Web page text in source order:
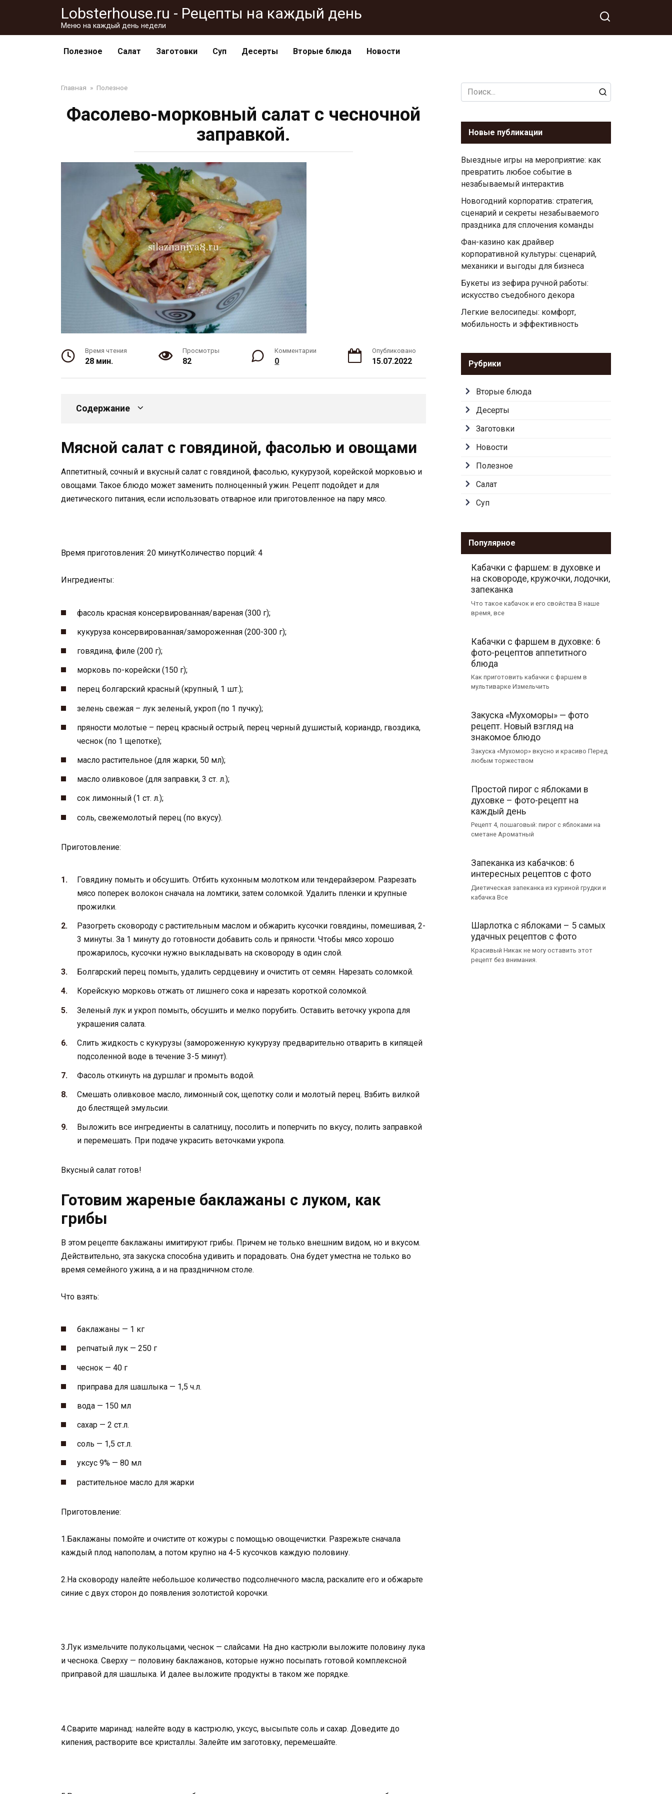
Lobsterhouse.ru - Рецепты на каждый день
Меню на каждый день недели
Полезное Салат Заготовки Суп Десерты Вторые блюда Новости
Главная » Полезное
Фасолево-морковный салат с чесночной
заправкой.
Время чтения
28 мин.
Просмотры
82
Комментарии
0
Опубликовано
15.07.2022
Содержание
Мясной салат с говядиной, фасолью и овощами
Аппетитный, сочный и вкусный салат с говядиной, фасолью, кукурузой, корейской морковью и
овощами. Такое блюдо может заменить полноценный ужин. Рецепт подойдет и для
диетического питания, если использовать отварное или приготовленное на пару мясо.
Время приготовления: 20 минутКоличество порций: 4
Ингредиенты:
фасоль красная консервированная/вареная (300 г);
кукуруза консервированная/замороженная (200-300 г);
говядина, филе (200 г);
морковь по-корейски (150 г);
перец болгарский красный (крупный, 1 шт.);
зелень свежая – лук зеленый, укроп (по 1 пучку);
пряности молотые – перец красный острый, перец черный душистый, кориандр, гвоздика,
чеснок (по 1 щепотке);
масло растительное (для жарки, 50 мл);
масло оливковое (для заправки, 3 ст. л.);
сок лимонный (1 ст. л.);
соль, свежемолотый перец (по вкусу).
Приготовление:
Говядину помыть и обсушить. Отбить кухонным молотком или тендерайзером. Разрезать
мясо поперек волокон сначала на ломтики, затем соломкой. Удалить пленки и крупные
прожилки.
Разогреть сковороду с растительным маслом и обжарить кусочки говядины, помешивая, 2-
3 минуты. За 1 минуту до готовности добавить соль и пряности. Чтобы мясо хорошо
прожарилось, кусочки нужно выкладывать на сковороду в один слой.
Болгарский перец помыть, удалить сердцевину и очистить от семян. Нарезать соломкой.
Корейскую морковь отжать от лишнего сока и нарезать короткой соломкой.
Зеленый лук и укроп помыть, обсушить и мелко порубить. Оставить веточку укропа для
украшения салата.
Слить жидкость с кукурузы (замороженную кукурузу предварительно отварить в кипящей
подсоленной воде в течение 3-5 минут).
Фасоль откинуть на дуршлаг и промыть водой.
Смешать оливковое масло, лимонный сок, щепотку соли и молотый перец. Взбить вилкой
до блестящей эмульсии.
Выложить все ингредиенты в салатницу, посолить и поперчить по вкусу, полить заправкой
и перемешать. При подаче украсить веточками укропа.
Вкусный салат готов!
Готовим жареные баклажаны с луком, как
грибы
В этом рецепте баклажаны имитируют грибы. Причем не только внешним видом, но и вкусом.
Действительно, эта закуска способна удивить и порадовать. Она будет уместна не только во
время семейного ужина, а и на праздничном столе.
Что взять:
баклажаны — 1 кг
репчатый лук — 250 г
чеснок — 40 г
приправа для шашлыка — 1,5 ч.л.
вода — 150 мл
сахар — 2 ст.л.
соль — 1,5 ст.л.
уксус 9% — 80 мл
растительное масло для жарки
Приготовление:
1.Баклажаны помойте и очистите от кожуры с помощью овощечистки. Разрежьте сначала
каждый плод напополам, а потом крупно на 4-5 кусочков каждую половину.
2.На сковороду налейте небольшое количество подсолнечного масла, раскалите его и обжарьте
синие с двух сторон до появления золотистой корочки.
3.Лук измельчите полукольцами, чеснок — слайсами. На дно кастрюли выложите половину лука
и чеснока. Сверху — половину баклажанов, которые нужно посыпать готовой комплексной
приправой для шашлыка. И далее выложите продукты в таком же порядке.
4.Сварите маринад: налейте воду в кастрюлю, уксус, высыпьте соль и сахар. Доведите до
кипения, растворите все кристаллы. Залейте им заготовку, перемешайте.
Search
for:
Новые публикации
Выездные игры на мероприятие: как
превратить любое событие в
незабываемый интерактив
Новогодний корпоратив: стратегия,
сценарий и секреты незабываемого
праздника для сплочения команды
Фан-казино как драйвер
корпоративной культуры: сценарий,
механики и выгоды для бизнеса
Букеты из зефира ручной работы:
искусство съедобного декора
Легкие велосипеды: комфорт,
мобильность и эффективность
Рубрики
Вторые блюда
Десерты
Заготовки
Новости
Полезное
Салат
Суп
Популярное
Кабачки с фаршем: в духовке и
на сковороде, кружочки, лодочки,
запеканка
Что такое кабачок и его свойства В наше
время, все
Кабачки с фаршем в духовке: 6
фото-рецептов аппетитного
блюда
Как приготовить кабачки с фаршем в
мультиварке Измельчить
Закуска «Мухоморы» — фото
рецепт. Новый взгляд на
знакомое блюдо
Закуска «Мухомор» вкусно и красиво Перед
любым торжеством
Простой пирог с яблоками в
духовке – фото-рецепт на
каждый день
Рецепт 4, пошаговый: пирог с яблоками на
сметане Ароматный
Запеканка из кабачков: 6
интересных рецептов с фото
Диетическая запеканка из куриной грудки и
кабачка Все
Шарлотка с яблоками – 5 самых
удачных рецептов с фото
Красивый Никак не могу оставить этот
рецепт без внимания.